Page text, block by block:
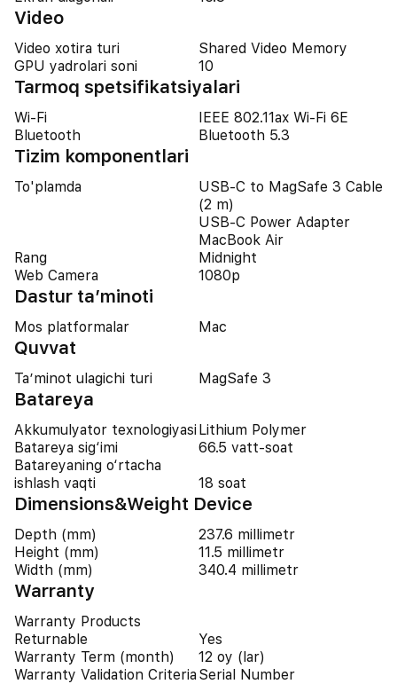
Video
Video xotira turi
Shared Video Memory
GPU yadrolari soni
10
Tarmoq spetsifikatsiyalari
Wi-Fi
IEEE 802.11ax Wi-Fi 6E
Bluetooth
Bluetooth 5.3
Tizim komponentlari
To'plamda
USB-C to MagSafe 3 Cable
(2 m)
USB-C Power Adapter
MacBook Air
Rang
Midnight
Web Camera
1080p
Dastur ta’minoti
Mos platformalar Mac
Quvvat
Ta’minot ulagichi turi MagSafe 3
Batareya
Akkumulyator texnologiyasi Lithium Polymer
Batareya sig‘imi
66.5 vatt-soat
Batareyaning o‘rtacha
ishlash vaqti
18 soat
Dimensions&Weight Device
Depth (mm)
237.6 millimetr
Height (mm)
11.5 millimetr
Width (mm)
340.4 millimetr
Warranty
Warranty Products
Returnable
Yes
Warranty Term (month)
12 oy (lar)
Warranty Validation Criteria Serial Number